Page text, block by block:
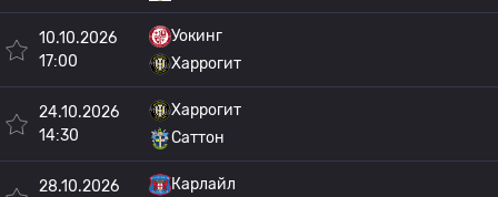
10.10.2026
17:00
Уокинг
Харрогит
24.10.2026
14:30
Харрогит
Саттон
28.10.2026
Карлайл